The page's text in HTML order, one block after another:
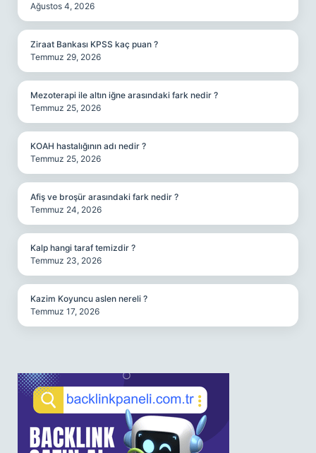
Ağustos 4, 2026
Ziraat Bankası KPSS kaç puan ?
Temmuz 29, 2026
Mezoterapi ile altın iğne arasındaki fark nedir ?
Temmuz 25, 2026
KOAH hastalığının adı nedir ?
Temmuz 25, 2026
Afiş ve broşür arasındaki fark nedir ?
Temmuz 24, 2026
Kalp hangi taraf temizdir ?
Temmuz 23, 2026
Kazim Koyuncu aslen nereli ?
Temmuz 17, 2026